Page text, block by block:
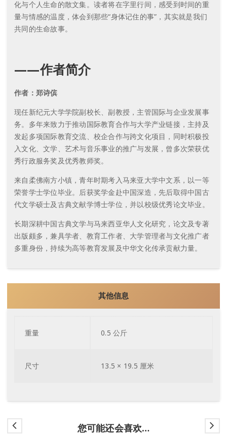
化与个人生命的散文集。读者将在字里行间，感受到时间的重
量与情感的温度，体会到那些“身体记住的事”，其实就是我们
共同的生命故事。
——作者简介
作者：郑诗傧
现任新纪元大学学院副校长、副教授，主管国际与企业发展事
务。多年来致力于推动国际教育合作与大学产业链接，主持及
发起多项国际教育交流、校企合作与跨文化项目，同时积极投
入文化、文学、艺术与音乐事业的推广与发展，曾多次荣获优
秀行政服务奖及优秀教师奖。
来自柔佛南方小镇，青年时期考入马来亚大学中文系，以一等
荣誉学士学位毕业。后获奖学金赴中国深造，先后取得中国古
代文学硕士及古典文献学博士学位，并以校级优秀论文毕业。
长期深耕中国古典文学与马来西亚华人文化研究，论文及专著
出版颇多，兼具学者、教育工作者、大学管理者与文化推广者
多重身份，持续为高等教育发展及中华文化传承贡献力量。
其他信息
重量 0.5 公斤
尺寸 13.5 × 19.5 厘米
您可能还会喜欢…